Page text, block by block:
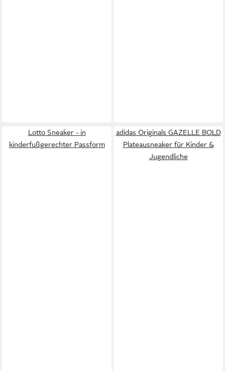
Lotto Sneaker - in
kinderfußgerechter Passform
adidas Originals GAZELLE BOLD
Plateausneaker für Kinder &
Jugendliche